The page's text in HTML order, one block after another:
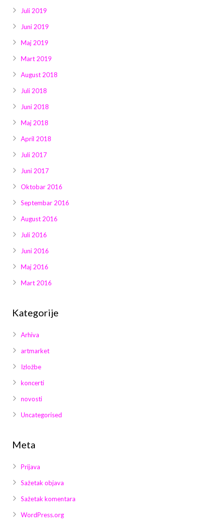
Juli 2019
Juni 2019
Maj 2019
Mart 2019
August 2018
Juli 2018
Juni 2018
Maj 2018
April 2018
Juli 2017
Juni 2017
Oktobar 2016
Septembar 2016
August 2016
Juli 2016
Juni 2016
Maj 2016
Mart 2016
Kategorije
Arhiva
artmarket
Izložbe
koncerti
novosti
Uncategorised
Meta
Prijava
Sažetak objava
Sažetak komentara
WordPress.org